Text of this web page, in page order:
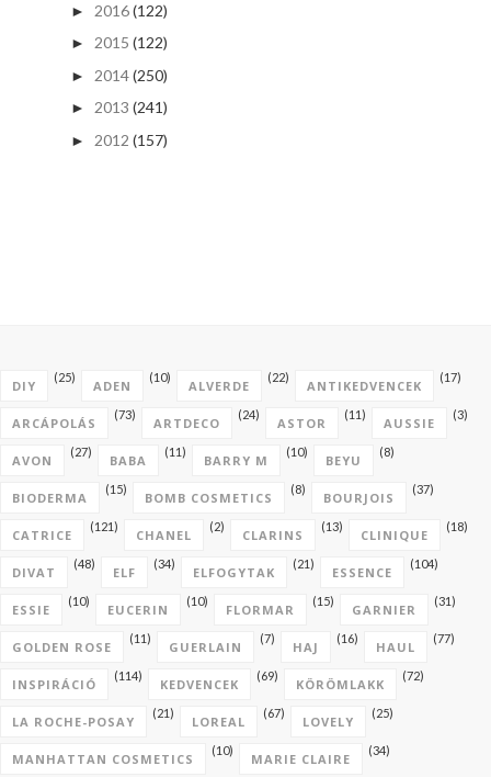
► 2016(122)
► 2015 (122)
► 2014(250)
► 2013 (241)
► 2012 (157)
DIY
(25)
ADEN
(10)
ALVERDE
(22)
ANTIKEDVENCEK
(17)
ARCÁPOLÁS
(73)
ARTDECO
(24)
ASTOR
(11)
AUSSIE
(3)
AVON
(27)
BABA
(11)
BARRY M
(10)
BEYU
(8)
BIODERMA
(15)
BOMB COSMETICS
(8)
BOURJOIS
(37)
CATRICE
(121)
CHANEL
(2)
CLARINS
(13)
CLINIQUE
(18)
DIVAT
(48)
ELF
(34)
ELFOGYTAK
(21)
ESSENCE
(104)
ESSIE
(10)
EUCERIN
(10)
FLORMAR
(15)
GARNIER
(31)
GOLDEN ROSE
(11)
GUERLAIN
(7)
HAJ
(16)
HAUL
(77)
INSPIRÁCIÓ
(114)
KEDVENCEK
(69)
KÖRÖMLAKK
(72)
LA ROCHE-POSAY
(21)
LOREAL
(67)
LOVELY
(25)
MANHATTAN COSMETICS
(10)
MARIE CLAIRE
(34)